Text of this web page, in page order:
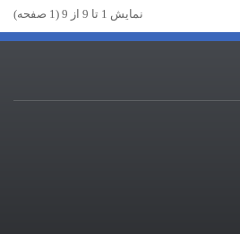
نمايش 1 تا 9 از 9 (1 صفحه)